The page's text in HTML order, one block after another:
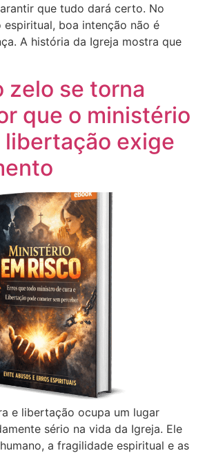
que tudo dará certo. No
boa intenção não é
A história da Igreja mostra que
zelo se torna
que o ministério
libertação exige
e libertação ocupa um lugar
sério na vida da Igreja. Ele
a fragilidade espiritual e as